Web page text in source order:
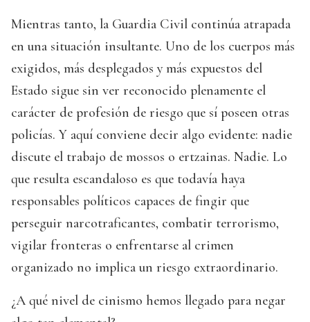
Mientras tanto, la Guardia Civil continúa atrapada
en una situación insultante. Uno de los cuerpos más
exigidos, más desplegados y más expuestos del
Estado sigue sin ver reconocido plenamente el
carácter de profesión de riesgo que sí poseen otras
policías. Y aquí conviene decir algo evidente: nadie
discute el trabajo de mossos o ertzainas. Nadie. Lo
que resulta escandaloso es que todavía haya
responsables políticos capaces de fingir que
perseguir narcotraficantes, combatir terrorismo,
vigilar fronteras o enfrentarse al crimen
organizado no implica un riesgo extraordinario.
¿A qué nivel de cinismo hemos llegado para negar